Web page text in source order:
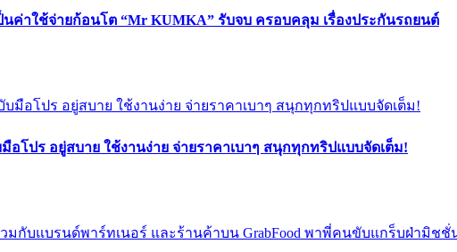
นค่าใช้จ่ายก้อนโต “Mr KUMKA” รับจบ ครอบคลุม เรื่องประกันรถยนต์
โปร อยู่สบาย ใช้งานง่าย จ่ายราคาเบาๆ สนุกทุกทริปแบบจัดเต็ม!